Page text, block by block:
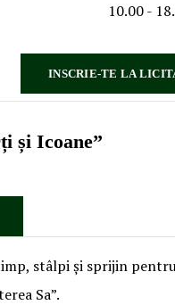
10.00 -
INSCRIE-TE LA
și Icoane”
stâlpi și sprijin
Sa”.